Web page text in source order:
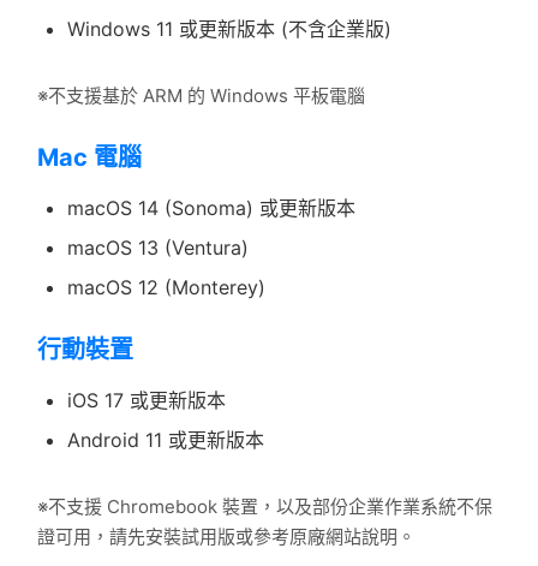
Windows 11 或更新版本 (不含企業版)
※不支援基於 ARM 的 Windows 平板電腦
Mac 電腦
macOS 14 (Sonoma) 或更新版本
macOS 13 (Ventura)
macOS 12 (Monterey)
行動裝置
iOS 17 或更新版本
Android 11 或更新版本
※不支援 Chromebook 裝置，以及部份企業作業系統不保
證可用，請先安裝試用版或參考原廠網站說明。